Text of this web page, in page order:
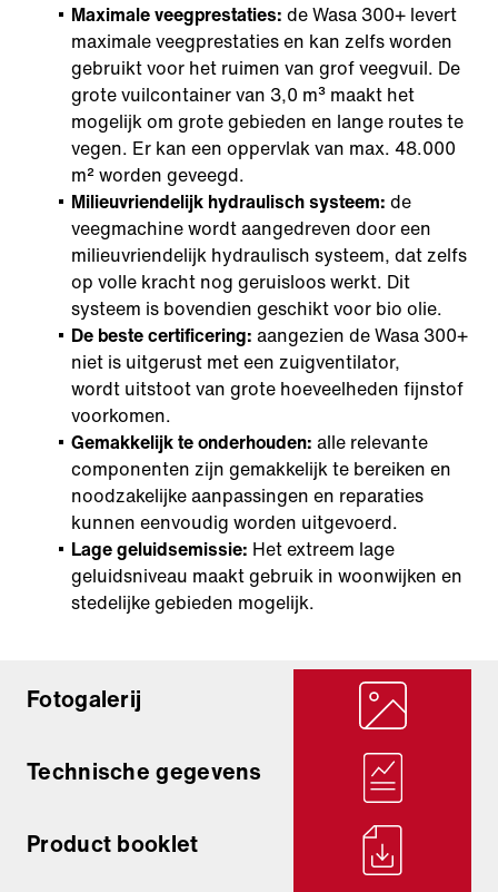
Maximale veegprestaties: de Wasa 300+ levert
maximale veegprestaties en kan zelfs worden
gebruikt voor het ruimen van grof veegvuil. De
grote vuilcontainer van 3,0 m³ maakt het
mogelijk om grote gebieden en lange routes te
vegen. Er kan een oppervlak van max. 48.000
m² worden geveegd.
Milieuvriendelijk hydraulisch systeem: de
veegmachine wordt aangedreven door een
milieuvriendelijk hydraulisch systeem, dat zelfs
op volle kracht nog geruisloos werkt. Dit
systeem is bovendien geschikt voor bio olie.
De beste certificering: aangezien de Wasa 300+
niet is uitgerust met een zuigventilator,
wordt uitstoot van grote hoeveelheden fijnstof
voorkomen.
Gemakkelijk te onderhouden: alle relevante
componenten zijn gemakkelijk te bereiken en
noodzakelijke aanpassingen en reparaties
kunnen eenvoudig worden uitgevoerd.
Lage geluidsemissie: Het extreem lage
geluidsniveau maakt gebruik in woonwijken en
stedelijke gebieden mogelijk.
Fotogalerij
Technische gegevens
Product booklet